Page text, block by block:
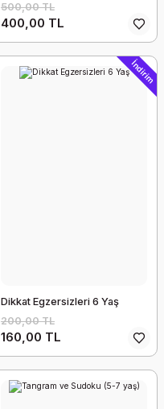
500,00 TL
400,00 TL
İndirim
Dikkat Egzersizleri 6 Yaş
200,00 TL
160,00 TL